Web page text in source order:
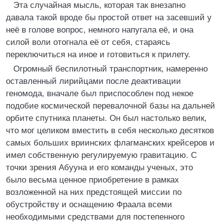
Эта случайная мысль, которая так внезапно
давала такой вроде бы простой ответ на засевший у
неё в голове вопрос, немного напугала её, и она
силой воли отогнала её от себя, стараясь
переключиться на иное и готовиться к прилету.
Огромный беспилотный транспортник, намеренно
оставленный лирийцами после деактивации
геномода, вначале был приспособлен под некое
подобие космической перевалочной базы на дальней
орбите спутника планеты. Он был настолько велик,
что мог целиком вместить в себя несколько десятков
самых больших вриинских флагманских крейсеров и
имел собственную регулируемую гравитацию. С
точки зрения Абууна и его команды ученых, это
было весьма ценное приобретение в рамках
возложенной на них предстоящей миссии по
обустройству и оснащению Фраала всеми
необходимыми средствами для постепенного